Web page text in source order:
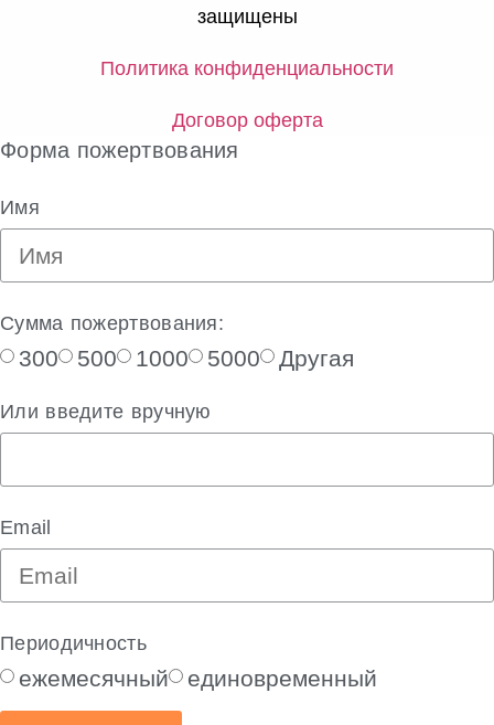
защищены
Политика конфиденциальности
Договор оферта
Форма пожертвования
Имя
Сумма пожертвования:
300 500 1000 5000 Другая
Или введите вручную
Email
Периодичность
ежемесячный единовременный